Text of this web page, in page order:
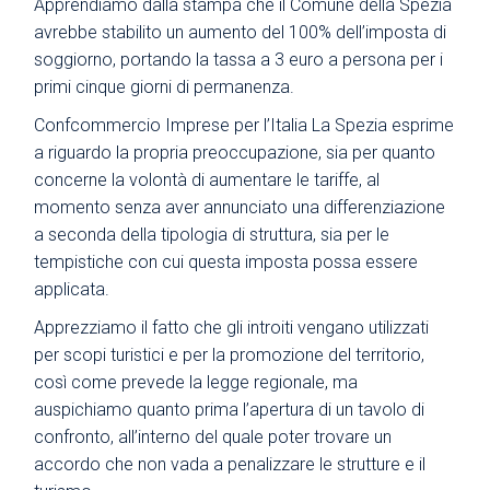
Apprendiamo dalla stampa che il Comune della Spezia
avrebbe stabilito un aumento del 100% dell’imposta di
soggiorno, portando la tassa a 3 euro a persona per i
primi cinque giorni di permanenza.
Confcommercio Imprese per l’Italia La Spezia esprime
a riguardo la propria preoccupazione, sia per quanto
concerne la volontà di aumentare le tariffe, al
momento senza aver annunciato una differenziazione
a seconda della tipologia di struttura, sia per le
tempistiche con cui questa imposta possa essere
applicata.
Apprezziamo il fatto che gli introiti vengano utilizzati
per scopi turistici e per la promozione del territorio,
così come prevede la legge regionale, ma
auspichiamo quanto prima l’apertura di un tavolo di
confronto, all’interno del quale poter trovare un
accordo che non vada a penalizzare le strutture e il